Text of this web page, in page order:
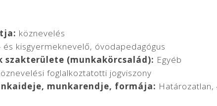
köznevelés
kisgyermeknevelő, óvodapedagógus
szakterülete (munkakörcsalád): Egyéb
foglalkoztatotti jogviszony
munkarendje, formája: